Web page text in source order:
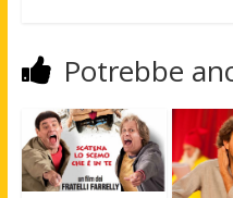
Potrebbe